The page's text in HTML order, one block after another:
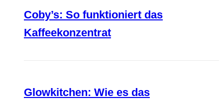
Coby’s: So funktioniert das
Kaffeekonzentrat
Glowkitchen: Wie es das